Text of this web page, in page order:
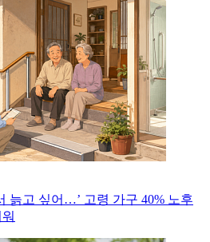
늙고 싶어…’ 고령 가구 40% 노후